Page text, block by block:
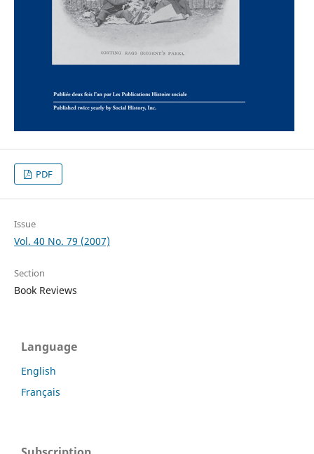
PDF
Issue
Vol. 40 No. 79 (2007)
Section
Book Reviews
Language
English
Français